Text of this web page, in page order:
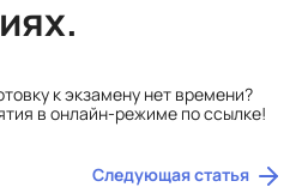
к экзамену нет времени?
в онлайн-режиме поссылке!
Следующая статья